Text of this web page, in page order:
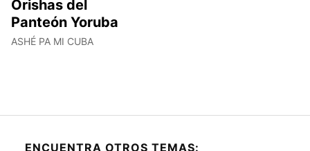
Orishas del
Panteón Yoruba
ASHÉ PA MI CUBA
ENCUENTRA OTROS TEMAS: